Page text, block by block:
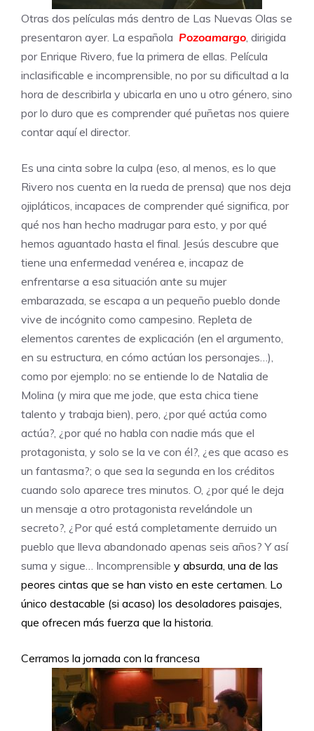
Otras dos películas más dentro de Las Nuevas Olas se
presentaron ayer. La española Pozoamargo, dirigida
por Enrique Rivero, fue la primera de ellas. Película
inclasificable e incomprensible, no por su dificultad a la
hora de describirla y ubicarla en uno u otro género, sino
por lo duro que es comprender qué puñetas nos quiere
contar aquí el director.
Es una cinta sobre la culpa (eso, al menos, es lo que
Rivero nos cuenta en la rueda de prensa) que nos deja
ojipláticos, incapaces de comprender qué significa, por
qué nos han hecho madrugar para esto, y por qué
hemos aguantado hasta el final. Jesús descubre que
tiene una enfermedad venérea e, incapaz de
enfrentarse a esa situación ante su mujer
embarazada, se escapa a un pequeño pueblo donde
vive de incógnito como campesino. Repleta de
elementos carentes de explicación (en el argumento,
en su estructura, en cómo actúan los personajes…),
como por ejemplo: no se entiende lo de Natalia de
Molina (y mira que me jode, que esta chica tiene
talento y trabaja bien), pero, ¿por qué actúa como
actúa?, ¿por qué no habla con nadie más que el
protagonista, y solo se la ve con él?, ¿es que acaso es
un fantasma?; o que sea la segunda en los créditos
cuando solo aparece tres minutos. O, ¿por qué le deja
un mensaje a otro protagonista revelándole un
secreto?, ¿Por qué está completamente derruido un
pueblo que lleva abandonado apenas seis años? Y así
suma y sigue… Incomprensible y absurda, una de las
peores cintas que se han visto en este certamen. Lo
único destacable (si acaso) los desoladores paisajes,
que ofrecen más fuerza que la historia.
Cerramos la jornada con la francesa